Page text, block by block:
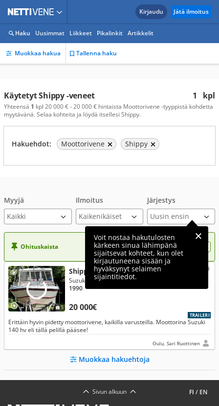
Kirjaudu Jätä ilmoitus
Haku Uusimmat Liikkeet Pikalinkit Artikkelit
Muokkaa hakua Tallenna haku
1 kpl
Käytetyt Shippy -veneet
Yhteensä 1 kpl 20 000 € - 20 000 € hintaista Moottorivene -tyyppistä kohdetta
myytävänä. Selaa kohteita ja löydä itsellesi Shippy.
Hakuehdot: Moottorivene Shippy
Myyjä Ilmoitus Järjestys
Voit nostaa hakutulosten
kärkeen sinua lähimpänä
sijaitsevat kohteet, kun olet
kirjautuneena sisään ja
hyväksynyt selaimen
sijaintitiedot.
Ohituskaista Nosta ilmoituksesi tähän?
5
Shippy Muu malli 680 AC
20 000€
Suzuki 140 Hp 2010
1990
TRAILERI
Erittäin hyvin pidetty moottorivene, kaikilla varusteilla. Moottorina Suzuki
140 hv eli tällä pelillä pääsee!
Oulu, Sari Ruottinen
Muokkaa hakuehtoja
FI / EN
Sivun alkuun